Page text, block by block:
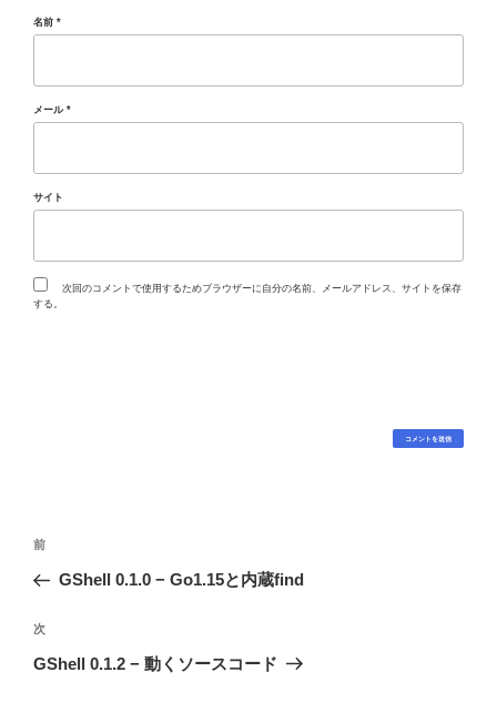
名前 *
メール *
サイト
次回のコメントで使用するためブラウザーに自分の名前、メールアドレス、サイトを保存
する。
投
ナ
ビ
ゲ
過
去
投
前
GShell 0.1.0 − Go1.15と内蔵find
次
の
次
GShell 0.1.2 − 動くソースコード